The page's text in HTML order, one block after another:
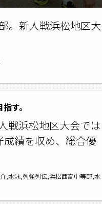
。新人戦浜松地区大
す。
戦浜松地区大会では
績を収め、総合優
,水泳,列強列伝,浜松西高中等部,水